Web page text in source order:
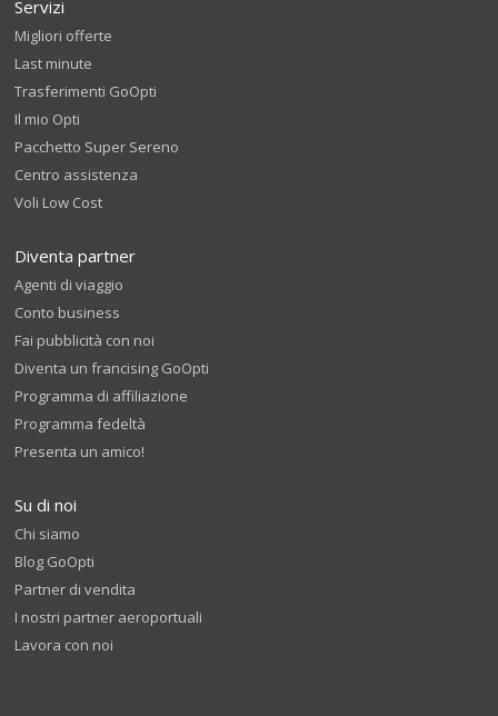
Servizi
Migliori offerte
Last minute
Trasferimenti GoOpti
Il mio Opti
Pacchetto Super Sereno
Centro assistenza
Voli Low Cost
Diventa partner
Agenti di viaggio
Conto business
Fai pubblicità con noi
Diventa un francising GoOpti
Programma di affiliazione
Programma fedeltà
Presenta un amico!
Su di noi
Chi siamo
Blog GoOpti
Partner di vendita
I nostri partner aeroportuali
Lavora con noi